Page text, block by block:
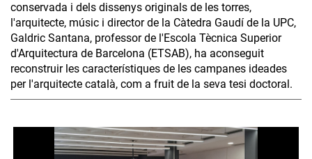
conservada i dels dissenys originals de les torres,
l'arquitecte, músic i director de la Càtedra Gaudí de la UPC,
Galdric Santana, professor de l'Escola Tècnica Superior
d'Arquitectura de Barcelona (ETSAB), ha aconseguit
reconstruir les característiques de les campanes ideades
per l'arquitecte català, com a fruit de la seva tesi doctoral.